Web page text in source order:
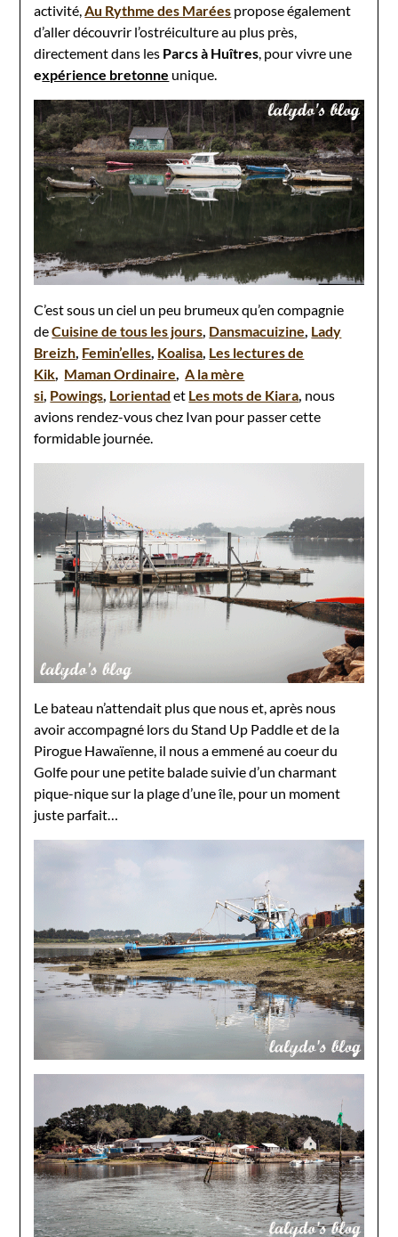
activité,Au Rythme des Marées propose également
d’aller découvrir l’ostréiculture au plus près,
directement dans les Parcs à Huîtres, pour vivre une
expérience bretonne unique.
C’est sous un ciel un peu brumeux qu’en compagnie
deCuisine de tous les jours Dansmacuizine Lady
Breizh Femin’elles Koalisa Les lectures de
Kik Maman Ordinaire
A la mère
si Powings Lorientad et Les mots de Kiara nous
avions rendez-vous chez Ivan pour passer cette
formidable journée.
Le bateau n’attendait plus que nous et, après nous
avoir accompagné lors du Stand Up Paddle et de la
Pirogue Hawaïenne, il nous a emmené au coeur du
Golfe pour une petite balade suivie d’un charmant
pique-nique sur la plage d’une île, pour un moment
juste parfait…